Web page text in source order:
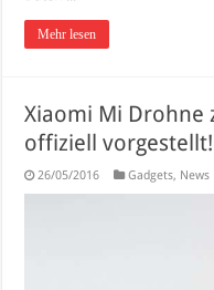
Mehr lesen
Xiaomi Mi Drohne
offiziell
26/05/2016 Gadgets, News